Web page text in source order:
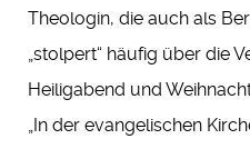
Theologin, die auch als
„stolpert“ häufig über die
Heiligabend und
„In der evangelischen